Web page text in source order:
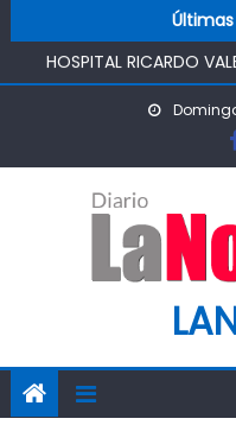
FUNCIONAMIENTO
HOSPITAL RICARDO
SEMANA MUNDIAL DE
PROMOVIENDO UN
IMPULSA AGUA DE
CONSTRUCCIÓN DE
FORTALECERA EL
COMUNIDAD
MINISTRO DE
FRONTAL Y APOYAR AL
ESTRATÉGICA A LOS
SIGUEN LOS CIERRES